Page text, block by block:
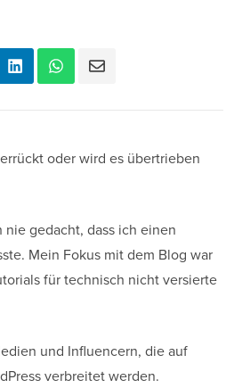
oder wird es übertrieben
gedacht, dass ich einen
Mein Fokus mit dem Blog war
für technisch nicht versierte
und Influencern, die auf
verbreitet werden.